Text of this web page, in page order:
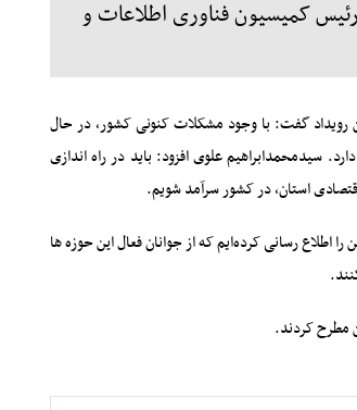
کمیسیون فناوری اطلاعات و
رویداد گفت: با وجود مشکلات کنونی کشور، در حال
سیدمحمدابراهیم علوی افزود: باید در راه اندازی
استان، در کشور سرآمد شویم.
رسانی کرده‌ایم که از جوانان فعال این حوزه ها
مطرح کردند.